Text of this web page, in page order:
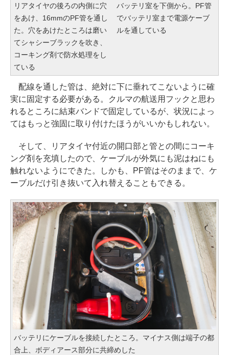
リアタイヤの後ろの内側に穴
をあけ、16mmのPF管を通し
た。穴をあけたところは磨い
てシャシーブラックを吹き、
コーキング剤で防水処理をし
ている
バッテリ室を下側から。PF管
でバッテリ室まで電源ケーブ
ルを通している
配線を通した管は、絶対に下に垂れてこないように確
実に固定する必要がある。クルマの航送用フックと思わ
れるところに結束バンドで固定しているが、状況によっ
てはもっと強固に取り付けたほうがいいかもしれない。
そして、リアタイヤ付近の開口部と管との間にコーキ
ング剤を充填したので、ケーブルが外気にも泥はねにも
触れないようにできた。しかも、PF管はそのままで、ケ
ーブルだけ引き抜いて入れ替えることもできる。
バッテリにケーブルを接続したところ。マイナス側は端子の都
合上、ボディアース部分に共締めした